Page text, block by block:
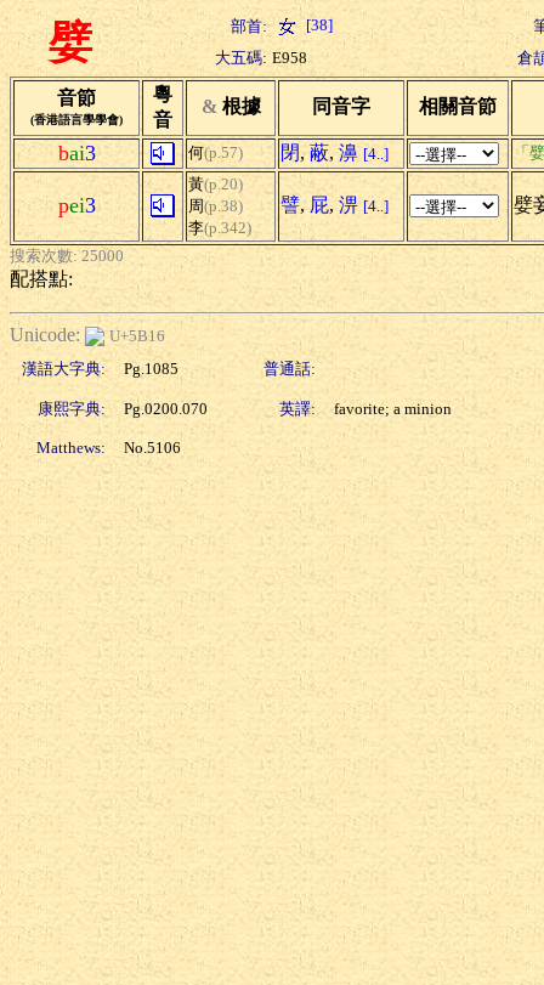
嬖 部首: [38]
大五碼: E958 倉
音節
(香港語言學學會)
粵
音
& 根據 同音字 相關音節
bai3 何(p.57) 閉, 蔽, 濞 [4..] 「
pei3
黃(p.20)
周(p.38)
李(p.342)
譬, 屁, 淠 [4..] 嬖
搜索次數: 25000
配搭點:
Unicode:
U+5B16
漢語大字典:
Pg.1085 普通話:
康熙字典: Pg.0200.070 英譯: favorite; a minion
Matthews: No.5106